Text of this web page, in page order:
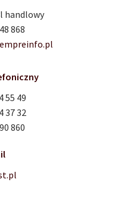
55 49
37 32
860
handlowy
868